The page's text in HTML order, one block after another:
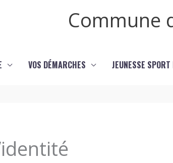
Commune
VOS DÉMARCHES JEUNESSE